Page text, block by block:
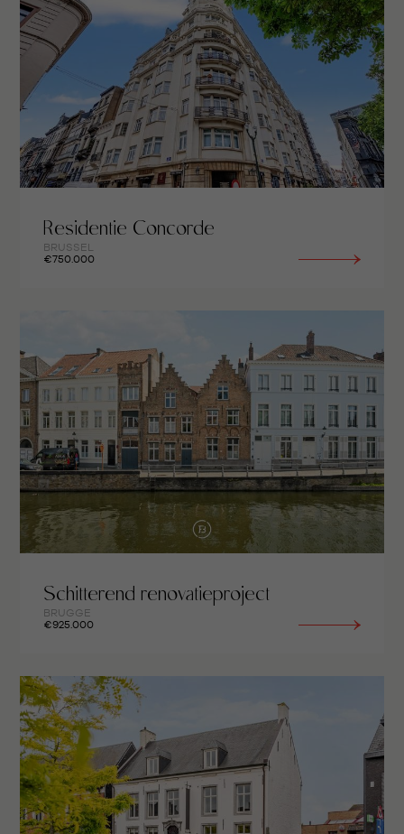
Residentie Concorde
BRUSSEL
€750.000
Schitterend renovatieproject
BRUGGE
€925.000